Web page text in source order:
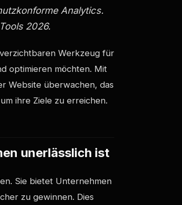
Analytics.
2026.
Werkzeug für
optimieren möchten. Mit
Website überwachen, das
ihre Ziele zu erreichen.
unerlässlich ist
Sie bietet Unternehmen
zu gewinnen. Dies